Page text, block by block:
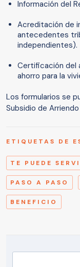
Información del
Acreditación de
antecedentes
independientes).
Certificación del
ahorro para la
Los formularios se
Subsidio de
ETIQUETAS DE
TE PUEDE
PASO A PASO
BENEFICIO